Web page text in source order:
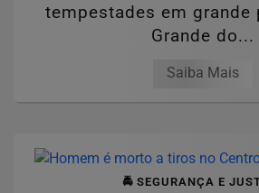
tempestades em grande
Grande do...
Saiba Mais
🚔 SEGURANÇA E